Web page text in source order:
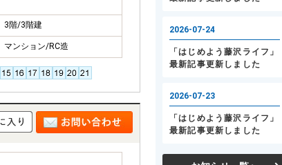
3階/3階建
マンション/RC造